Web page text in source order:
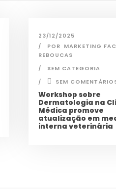
23/12/2025
POR MARKETING
REBOUCAS
SEM CATEGORIA
SEM
Workshop sobre
Dermatologia na
Médica promove
atualização em
interna veterinária